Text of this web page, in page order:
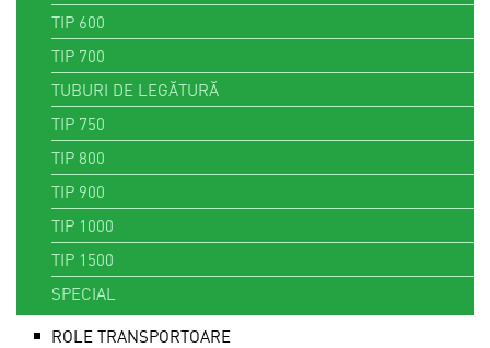
TIP 600
TIP 700
TUBURI DE LEGĂTURĂ
TIP 750
TIP 800
TIP 900
TIP 1000
TIP 1500
SPECIAL
ROLE TRANSPORTOARE